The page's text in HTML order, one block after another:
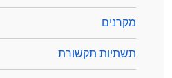
מקרנים
תשתיות תקשורת